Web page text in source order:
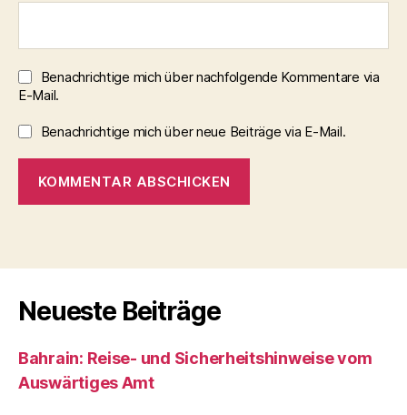
Benachrichtige mich über nachfolgende Kommentare via
E-Mail.
Benachrichtige mich über neue Beiträge via E-Mail.
t
r
n
t
i
Neueste Beiträge
Bahrain: Reise- und Sicherheitshinweise vom
Auswärtiges Amt